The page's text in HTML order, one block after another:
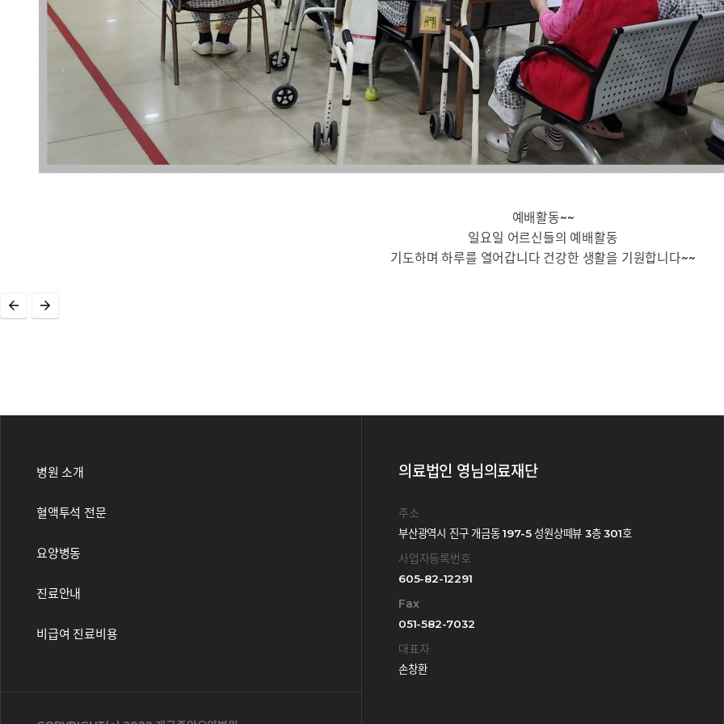
예배활동~~
일요일 어르신들의 예배활동
기도하며 하루를 열어갑니다 건강한 생활을 기원합니다~~
병원 소개
혈액투석 전문
요양병동
진료안내
비급여 진료비용
의료법인 영님의료재단
주소
부산광역시 진구 개금동 197-5 성원상떼뷰 3층 301호
사업자등록번호
605-82-12291
Fax
051-582-7032
대표자
손창환